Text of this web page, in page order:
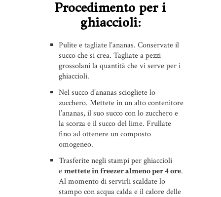
Procedimento per i
ghiaccioli:
Pulite e tagliate l’ananas. Conservate il
succo che si crea. Tagliate a pezzi
grossolani la quantità che vi serve per i
ghiaccioli.
Nel succo d’ananas sciogliete lo
zucchero. Mettete in un alto contenitore
l’ananas, il suo succo con lo zucchero e
la scorza e il succo del lime. Frullate
fino ad ottenere un composto
omogeneo.
Trasferite negli stampi per ghiaccioli
emettete in freezer almeno per 4 ore.
Al momento di servirli scaldate lo
stampo con acqua calda e il calore delle